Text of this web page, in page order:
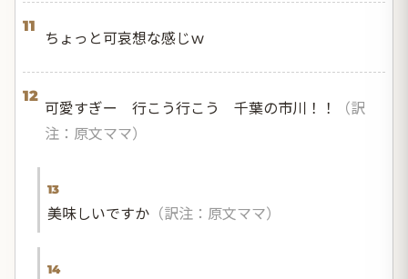
11
ちょっと可哀想な感じｗ
12
可愛すぎー 行こう行こう 千葉の市川！！
（訳
注：原文ママ）
13
美味しいですか （訳注：原文ママ）
14